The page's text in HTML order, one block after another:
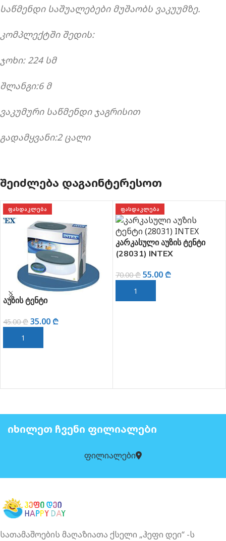
საწმენდი საშუალებები მუშაობს ვაკუუმზე.
კომპლექტში შედის:
ჯოხი: 224 სმ
შლანგი:6 მ
ვაკუმური საწმენდი ჯაგრისით
გადამყვანი:2 ცალი
ᲨᲔᲘᲫᲚᲔᲑᲐ ᲓᲐᲒᲐᲘᲜᲢᲔᲠᲔᲡᲝᲗ
ᲤᲐᲡᲓᲐᲙᲚᲔᲑᲐ
აუზის ტენტი
45.00₾ 35.00 ₾
ᲙᲐᲚᲐᲗᲐᲨᲘ ᲓᲐᲛᲐᲢᲔᲑᲐ
ᲤᲐᲡᲓᲐᲙᲚᲔᲑᲐ
კარკასული აუზის ტენტი
(28031) INTEX
70.00₾ 55.00 ₾
ᲙᲐᲚᲐᲗᲐᲨᲘ ᲓᲐᲛᲐᲢᲔᲑᲐ
ᲘᲮᲘᲚᲔᲗ ᲩᲕᲔᲜᲘ ᲤᲘᲚᲘᲐᲚᲔᲑᲘ
ფილიალები
სათამაშოების მაღაზიათა ქსელი „ჰეფი დეი“ -ს